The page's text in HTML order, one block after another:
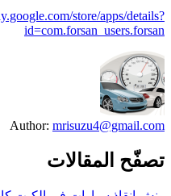
store/apps/details?
id=com.forsan_users.forsan
Author: mrisuzu4@gmail.com
تصفّح المقالات